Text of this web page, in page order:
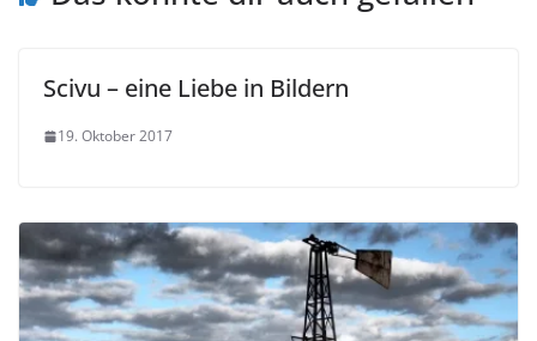
Scivu – eine Liebe in Bildern
19. Oktober 2017